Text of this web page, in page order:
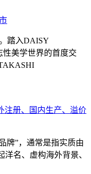
踏入DAISY
美学世界的首度交
注册、国内生产、溢价
牌”，通常是指实质由
名、虚构海外背景、